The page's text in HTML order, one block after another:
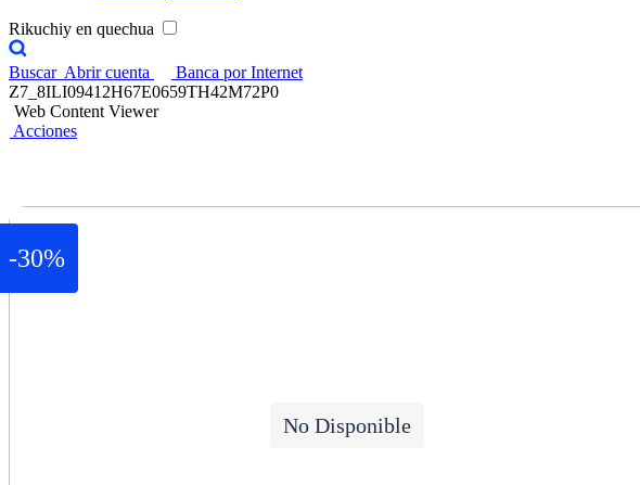
Rikuchiy en quechua
Buscar Abrir cuenta
Banca por Internet
Z7_8ILI09412H67E0659TH42M72P0
Web Content Viewer
Acciones
-30%
No Disponible